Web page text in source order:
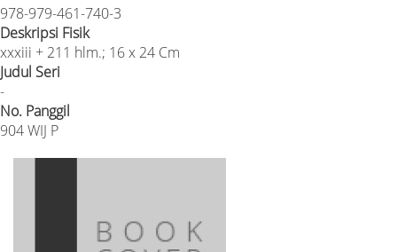
978-979-461-740-3
Deskripsi Fisik
xxxiii + 211 hlm.; 16 x 24 Cm
Judul Seri
-
No. Panggil
904 WIJ P